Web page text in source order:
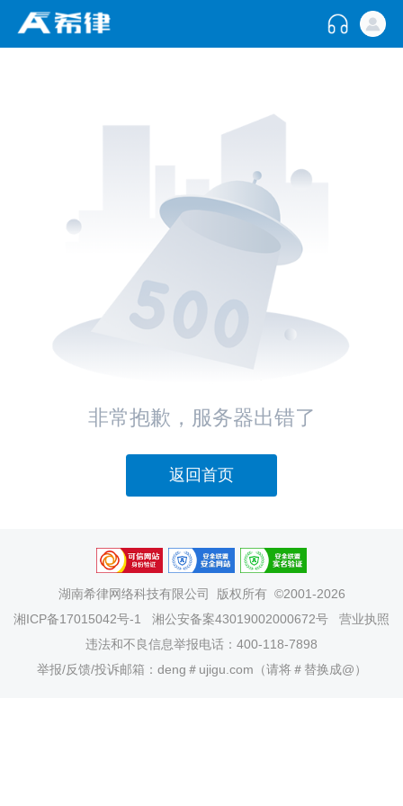
非常抱歉，服务器出错了
返回首页
湖南希律网络科技有限公司
版权所有 ©2001-2026
湘ICP备17015042号-1
湘公安备案43019002000672号
营业执照
违法和不良信息举报电话：400-118-7898
举报/反馈/投诉邮箱：deng＃ujigu.com（请将＃替换成@）